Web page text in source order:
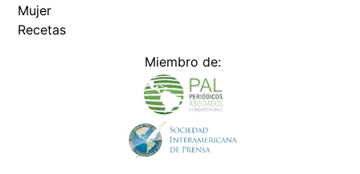
Mujer
Recetas
Miembro de: